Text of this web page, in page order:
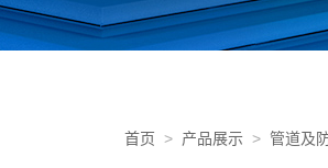
首页 > 产品展示 > 管道及